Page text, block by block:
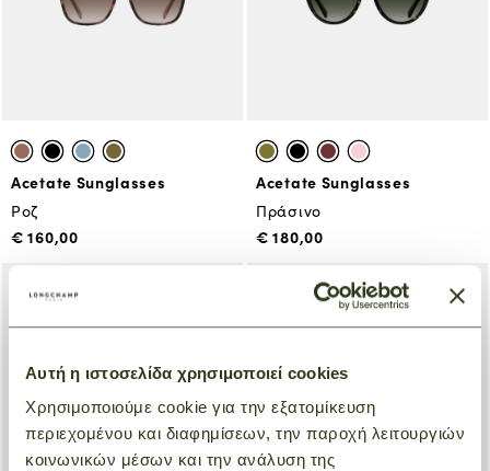
Αυτή η ιστοσελίδα χρησιμοποιεί cookies
Χρησιμοποιούμε cookie για την εξατομίκευση
περιεχομένου και διαφημίσεων, την παροχή λειτουργιών
κοινωνικών μέσων και την ανάλυση της
Acetate Sunglasses
Ροζ
€ 160,00
Acetate Sunglasses
Πράσινο
€ 180,00